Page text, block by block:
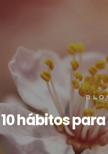
10 hábitos